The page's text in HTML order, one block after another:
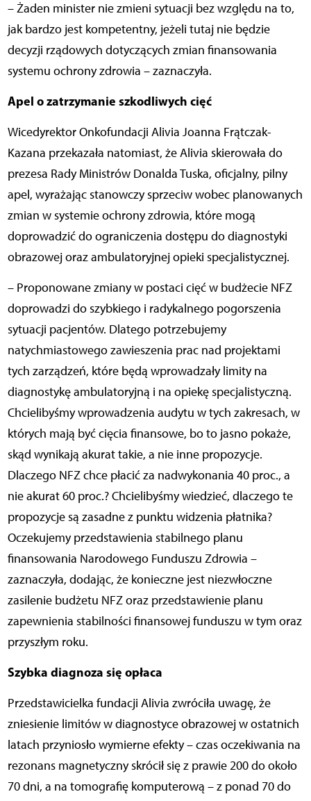
– Żaden minister nie zmieni sytuacji bez względu na to,
jak bardzo jest kompetentny, jeżeli tutaj nie będzie
decyzji rządowych dotyczących zmian finansowania
systemu ochrony zdrowia – zaznaczyła.
Apel o zatrzymanie szkodliwych cięć
Wicedyrektor Onkofundacji Alivia Joanna Frątczak-
Kazana przekazała natomiast, że Alivia skierowała do
prezesa Rady Ministrów Donalda Tuska, oficjalny, pilny
apel, wyrażając stanowczy sprzeciw wobec planowanych
zmian w systemie ochrony zdrowia, które mogą
doprowadzić do ograniczenia dostępu do diagnostyki
obrazowej oraz ambulatoryjnej opieki specjalistycznej.
– Proponowane zmiany w postaci cięć w budżecie NFZ
doprowadzi do szybkiego i radykalnego pogorszenia
sytuacji pacjentów. Dlatego potrzebujemy
natychmiastowego zawieszenia prac nad projektami
tych zarządzeń, które będą wprowadzały limity na
diagnostykę ambulatoryjną i na opiekę specjalistyczną.
Chcielibyśmy wprowadzenia audytu w tych zakresach, w
których mają być cięcia finansowe, bo to jasno pokaże,
skąd wynikają akurat takie, a nie inne propozycje.
Dlaczego NFZ chce płacić za nadwykonania 40 proc., a
nie akurat 60 proc.? Chcielibyśmy wiedzieć, dlaczego te
propozycje są zasadne z punktu widzenia płatnika?
Oczekujemy przedstawienia stabilnego planu
finansowania Narodowego Funduszu Zdrowia –
zaznaczyła, dodając, że konieczne jest niezwłoczne
zasilenie budżetu NFZ oraz przedstawienie planu
zapewnienia stabilności finansowej funduszu w tym oraz
przyszłym roku.
Szybka diagnoza się opłaca
Przedstawicielka fundacji Alivia zwróciła uwagę, że
zniesienie limitów w diagnostyce obrazowej w ostatnich
latach przyniosło wymierne efekty – czas oczekiwania na
rezonans magnetyczny skrócił się z prawie 200 do około
70 dni, a na tomografię komputerową – z ponad 70 do